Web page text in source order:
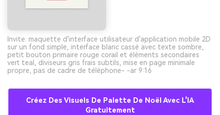
Invite: maquette d'interface utilisateur d'application mobile 2D
sur un fond simple, interface blanc cassé avec texte sombre,
petit bouton primaire rouge corail et éléments secondaires
vert teal, diviseurs gris frais subtils, mise en page minimale
propre, pas de cadre de téléphone- -ar 9:16
Créez Des Visuels De Palette De Noël Avec L'IA
Gratuitement